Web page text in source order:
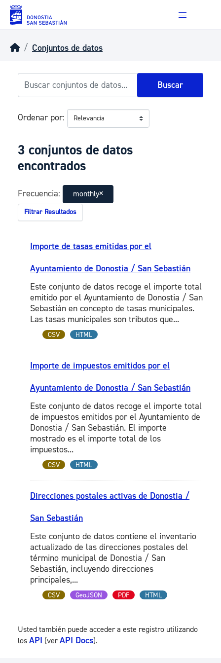
Skip to main content
Conjuntos de datos
Buscar
Ordenar por
3 conjuntos de datos
encontrados
Frecuencia: monthly
Filtrar Resultados
Importe de tasas emitidas por el
Ayuntamiento de Donostia / San Sebastián
Este conjunto de datos recoge el importe total
emitido por el Ayuntamiento de Donostia / San
Sebastián en concepto de tasas municipales.
Las tasas municipales son tributos que...
CSV HTML
Importe de impuestos emitidos por el
Ayuntamiento de Donostia / San Sebastián
Este conjunto de datos recoge el importe total
de impuestos emitidos por el Ayuntamiento de
Donostia / San Sebastián. El importe
mostrado es el importe total de los
impuestos...
CSV HTML
Direcciones postales activas de Donostia /
San Sebastián
Este conjunto de datos contiene el inventario
actualizado de las direcciones postales del
término municipal de Donostia / San
Sebastián, incluyendo direcciones
principales,...
CSV GeoJSON PDF HTML
Usted también puede acceder a este registro utilizando
los API (verAPI Docs).